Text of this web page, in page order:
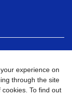
းစွဲရန် ဝက်ဆိုဒ်အညွှန်း
experience on
through the site
To find out